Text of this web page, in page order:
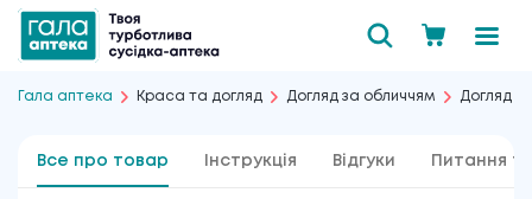
Гала аптека Краса та догляд Догляд за обличчям Догляд
Все про товар Інструкція Відгуки Питання та